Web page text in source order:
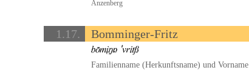
Anzenberg
1.17. Bomminger-Fritz
Familienname (Herkunftsname) und Vorname